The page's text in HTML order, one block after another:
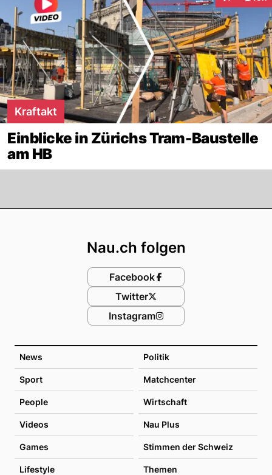
Kraftakt
Einblicke in Zürichs Tram-Baustelle
am HB
News Politik
Sport Matchcenter
People Wirtschaft
Videos Nau Plus
Games Stimmen der Schweiz
Lifestyle Themen
Nau.ch folgen
Facebook
Twitter
Instagram